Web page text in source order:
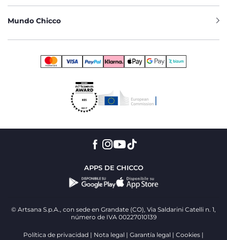
Mundo Chicco
APPS DE CHICCO
© Artsana S.p.A., con sede en Grandate (CO), Via Saldarini Catelli n. 1,
número de IVA 00227010139
Política de privacidad Nota legal Garantía legal
Cookies